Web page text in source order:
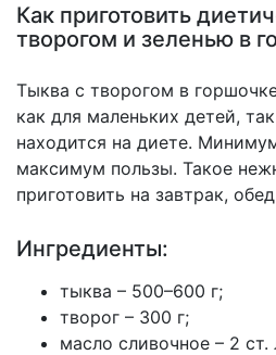
Как приготовить
творогом и зеленью в
Тыква с творогом в
как для маленьких детей,
находится на диете.
максимум пользы. Такое
приготовить на завтрак,
Ингредиенты:
тыква – 500–600 г;
творог – 300 г;
масло сливочное – 2 ст.